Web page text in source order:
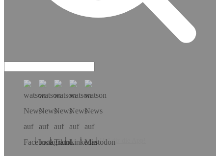
Hol dir die App!